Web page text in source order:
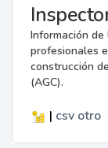
Información
profesionales
construcción
(AGC).
| csv otro